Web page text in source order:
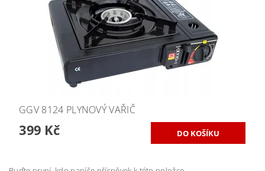
GGV 8124 PLYNOVÝ VAŘIČ
399 Kč